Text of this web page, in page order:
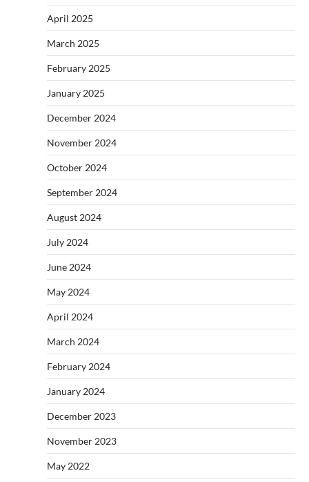
April 2025
March 2025
February 2025
January 2025
December 2024
November 2024
October 2024
September 2024
August 2024
July 2024
June 2024
May 2024
April 2024
March 2024
February 2024
January 2024
December 2023
November 2023
May 2022